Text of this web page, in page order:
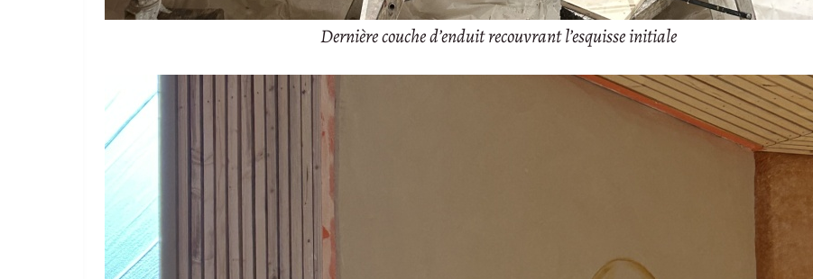
Dernière couche d’enduit recouvrant l’esquisse initiale